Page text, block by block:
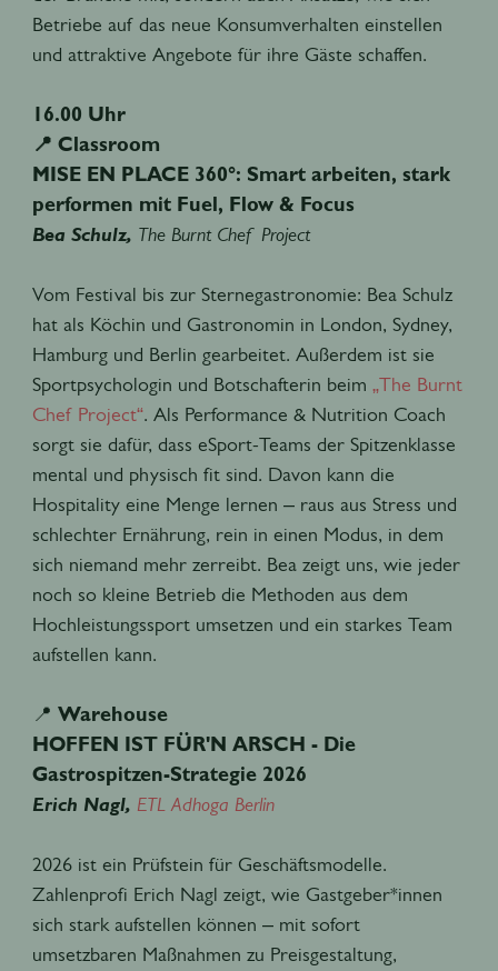
Betriebe auf das neue Konsumverhalten einstellen
und attraktive Angebote für ihre Gäste schaffen.
16.00 Uhr
📍 Classroom
MISE EN PLACE 360°: Smart arbeiten, stark
performen mit Fuel, Flow & Focus
Bea Schulz, The Burnt Chef Project
Vom Festival bis zur Sternegastronomie: Bea Schulz
hat als Köchin und Gastronomin in London, Sydney,
Hamburg und Berlin gearbeitet. Außerdem ist sie
Sportpsychologin und Botschafterin beim „The Burnt
Chef Project“. Als Performance & Nutrition Coach
sorgt sie dafür, dass eSport-Teams der Spitzenklasse
mental und physisch fit sind. Davon kann die
Hospitality eine Menge lernen – raus aus Stress und
schlechter Ernährung, rein in einen Modus, in dem
sich niemand mehr zerreibt. Bea zeigt uns, wie jeder
noch so kleine Betrieb die Methoden aus dem
Hochleistungssport umsetzen und ein starkes Team
aufstellen kann.
📍 Warehouse
HOFFEN IST FÜR'N ARSCH - Die
Gastrospitzen-Strategie 2026
Erich Nagl, ETL Adhoga Berlin
2026 ist ein Prüfstein für Geschäftsmodelle.
Zahlenprofi Erich Nagl zeigt, wie Gastgeber*innen
sich stark aufstellen können – mit sofort
umsetzbaren Maßnahmen zu Preisgestaltung,